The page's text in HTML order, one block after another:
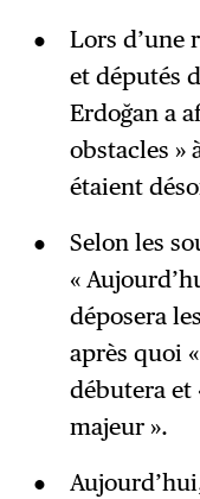
Lors d’une
et députés
Erdoğan a
obstacles »
étaient
Selon les
«
déposera
après quoi
débutera et
majeur ».